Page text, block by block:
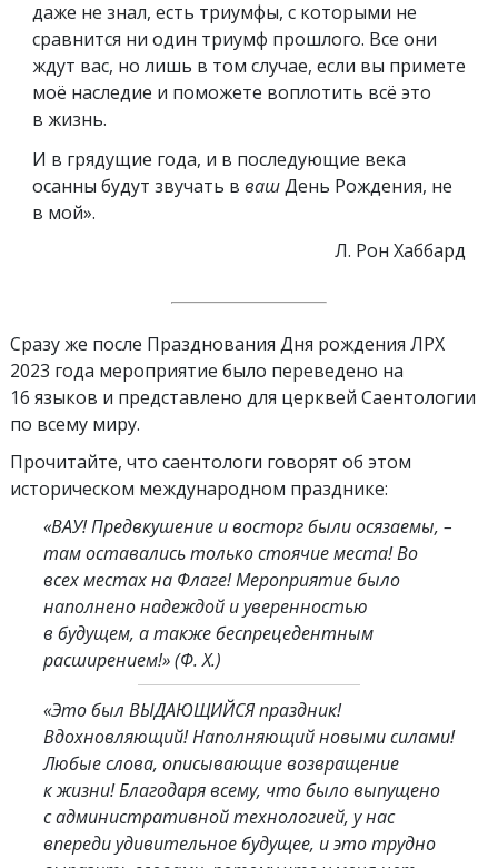
даже не знал, есть триумфы, с которыми не
сравнится ни один триумф прошлого. Все они
ждут вас, но лишь в том случае, если вы примете
моё наследие и поможете воплотить всё это
в жизнь.
И в грядущие года, и в последующие века
осанны будут звучать в вашДень Рождения, не
в мой».
Л. Рон Хаббард
Сразу же после Празднования Дня рождения ЛРХ
2023 года мероприятие было переведено на
16 языков и представлено для церквей Саентологии
по всему миру.
Прочитайте, что саентологи говорят об этом
историческом международном празднике:
«ВАУ! Предвкушение и восторг были осязаемы, –
там оставались только стоячие места! Во
всех местах на Флаге! Мероприятие было
наполнено надеждой и уверенностью
в будущем, а также беспрецедентным
расширением!»(Ф. Х.)
«Это был ВЫДАЮЩИЙСЯ праздник!
Вдохновляющий! Наполняющий новыми силами!
Любые слова, описывающие возвращение
к жизни! Благодаря всему, что было выпущено
с административной технологией, у нас
впереди удивительное будущее, и это трудно